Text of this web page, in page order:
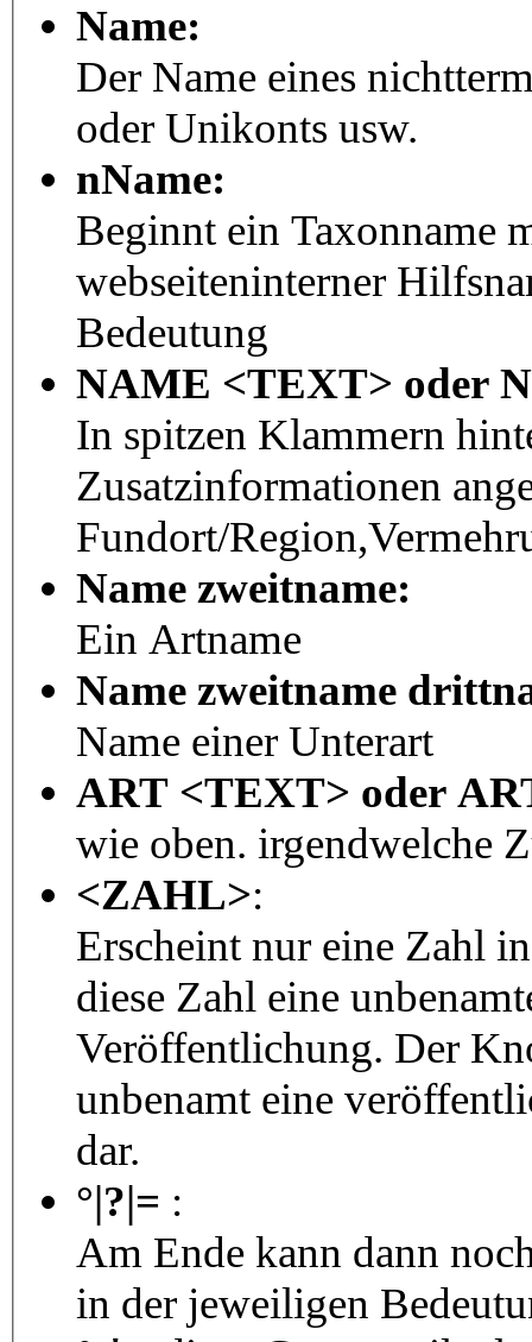
Name:
Der Name eines
oder Unikonts usw.
nName:
Beginnt ein Taxonname
webseiteninterner
Bedeutung
NAME <TEXT> oder
In spitzen Klammern
Zusatzinformationen
Fundort/
Name zweitname:
Ein Artname
Name zweitname
Name einer Unterart
ART <TEXT> oder
wie oben. irgendwelche
<ZAHL>:
Erscheint nur eine Zahl
diese Zahl eine
Veröffentlichung. Der
unbenamt eine
dar.
°|?|= :
Am Ende kann dann
in der jeweiligen